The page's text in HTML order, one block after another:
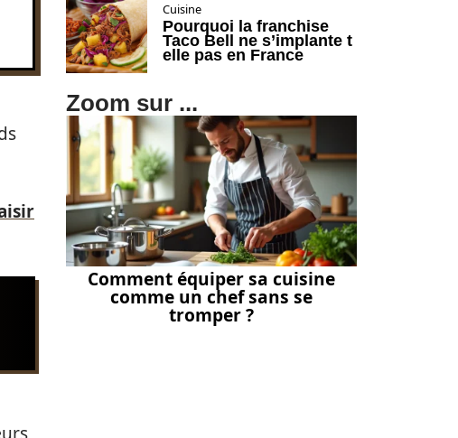
Cuisine
Pourquoi la franchise
Taco Bell ne s’implante t
elle pas en France
Zoom sur ...
Comment équiper sa cuisine
comme un chef sans se
tromper ?